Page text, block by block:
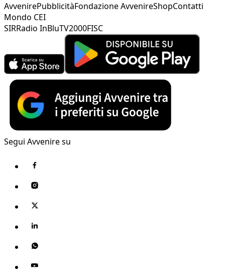
AvvenirePubblicitàFondazione AvvenireShopContatti
Mondo CEI
SIRRadio InBluTV2000FISC
Segui Avvenire su